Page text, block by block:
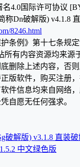
4.0国际许可协议
称Dn破解版) v4.1.8
8246.html
条例》第十七条规
所有内容资源均来
删除上述内容，否
版软件，购买注册，
件信息均来自网络
自愿无任何强求。
破解版) v3.1.8 直装
中文绿色版